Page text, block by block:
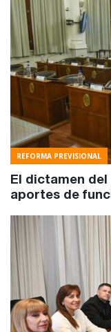
REFORMA PREVISIONAL
El dictamen
aportes de